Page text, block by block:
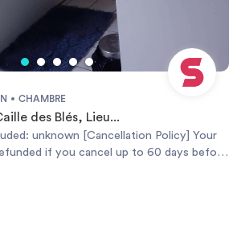
CHAMBRE
des Blés, Lieu...
Policy] Your
if you cancel up to 60 days before
you'll get a 50% refund if you cancel
annulez jusqu'à 60 jours avant la date